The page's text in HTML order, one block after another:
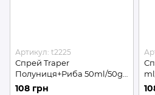
Артикул: t2225
Спрей Traper
Полуниця+Риба 50ml/50g
(t2225)
108 грн